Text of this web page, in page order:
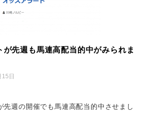
が先週も馬連高配当的中がみられま
日
先週の開催でも馬連高配当的中させまし